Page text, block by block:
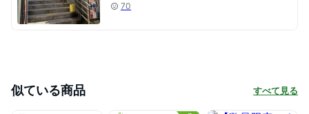
70
似ている商品 すべて見る